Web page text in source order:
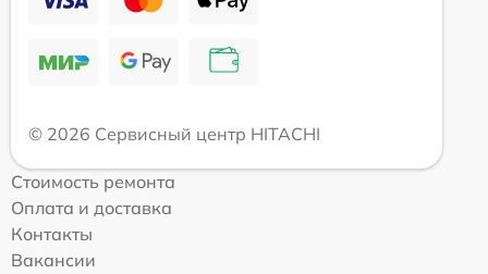
© 2026 Сервисный центр HITACHI
Стоимость ремонта
Оплата и доставка
Контакты
Вакансии